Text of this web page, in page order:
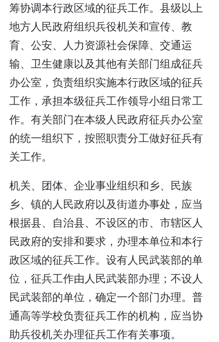
筹协调本行政区域的征兵工作。县级以上
地方人民政府组织兵役机关和宣传、教
育、公安、人力资源社会保障、交通运
输、卫生健康以及其他有关部门组成征兵
办公室，负责组织实施本行政区域的征兵
工作，承担本级征兵工作领导小组日常工
作。有关部门在本级人民政府征兵办公室
的统一组织下，按照职责分工做好征兵有
关工作。
机关、团体、企业事业组织和乡、民族
乡、镇的人民政府以及街道办事处，应当
根据县、自治县、不设区的市、市辖区人
民政府的安排和要求，办理本单位和本行
政区域的征兵工作。设有人民武装部的单
位，征兵工作由人民武装部办理；不设人
民武装部的单位，确定一个部门办理。普
通高等学校负责征兵工作的机构，应当协
助兵役机关办理征兵工作有关事项。